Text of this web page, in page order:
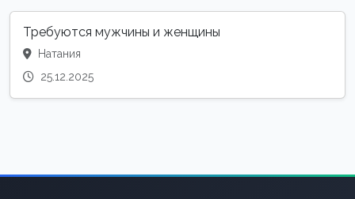
Требуются мужчины и женщины
Натания
25.12.2025